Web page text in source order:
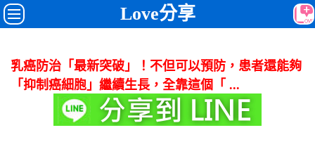
Love分享
乳癌防治「最新突破」！不但可以預防，患者還能夠
「抑制癌細胞」繼續生長，全靠這個「 ...